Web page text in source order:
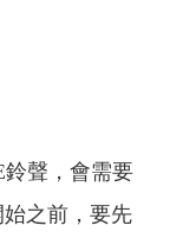
聲，會需要
之前，要先